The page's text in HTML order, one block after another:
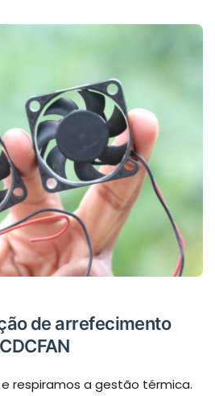
de arrefecimento
e respiramos a gestão térmica.